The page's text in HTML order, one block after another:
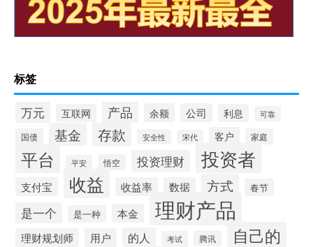
标签
万元 互联网 产品 余额 公司 利息 可靠
国债 基金 存款 安全性 宋代 客户 家庭
平台 平安 悟空 投资理财 投资者
支付宝 收益 收益率 数据 方式 春节
是一个 是一种 本金 理财产品
理财规划师 用户 的人 考试 腾讯 自己的